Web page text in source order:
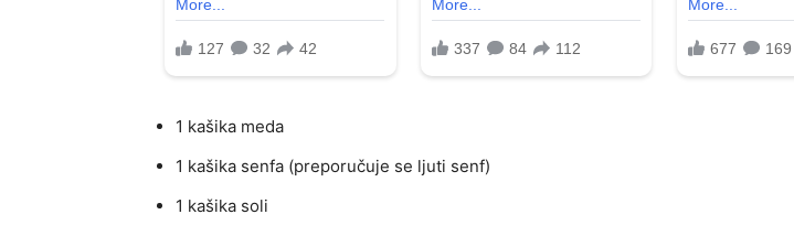
1 kašika meda
1 kašika senfa (preporučuje se ljuti senf)
1 kašika soli